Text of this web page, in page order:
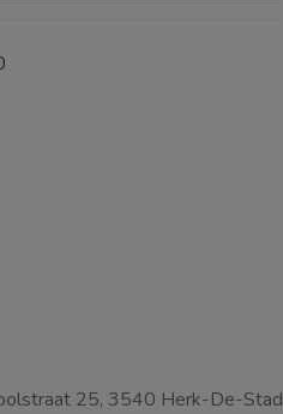
25, 3540 Herk-De-Stad